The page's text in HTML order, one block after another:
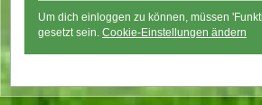
Um dich einloggen zu können, müssen
gesetzt sein. Cookie-Einstellungen ändern